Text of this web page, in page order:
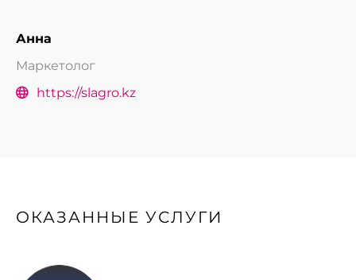
Анна
Маркетолог
https://slagro.kz
ОКАЗАННЫЕ УСЛУГИ